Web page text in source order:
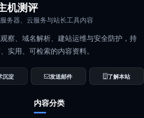
机测评
务器、云服务与站长工具内容
察、域名解析、建站运维与安全防护，持
实用、可检索的内容资料。
沉淀 发送邮件 了解本站
内容分类